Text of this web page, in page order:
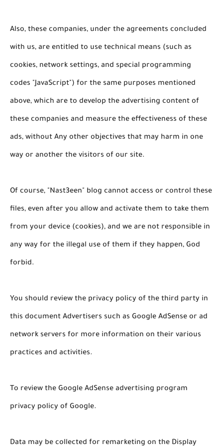
Also, these companies, under the agreements concluded
with us, are entitled to use technical means (such as
cookies, network settings, and special programming
codes "JavaScript") for the same purposes mentioned
above, which are to develop the advertising content of
these companies and measure the effectiveness of these
ads, without Any other objectives that may harm in one
way or another the visitors of our site.
Of course, "Nast3een" blog cannot access or control these
files, even after you allow and activate them to take them
from your device (cookies), and we are not responsible in
any way for the illegal use of them if they happen, God
forbid.
You should review the privacy policy of the third party in
this document Advertisers such as Google AdSense or ad
network servers for more information on their various
practices and activities.
To review the Google AdSense advertising program
privacy policy of Google.
Data may be collected for remarketing on the Display